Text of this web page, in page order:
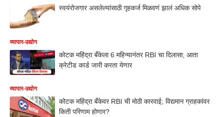
स्‍वयंरोजगार असलेल्‍यांसाठी गृहकर्ज मिळवणं झालं अधिक सोपे
व्यापार-उद्योग
कोटक महिंद्रा बँकेला 6 महिन्यानंतर RBI चा दिलासा; आता
क्रेटीड कार्ड जारी करता येणार
व्यापार-उद्योग
कोटक महिंद्रा बँकेवर RBI ची मोठी कारवाई; विद्यमान ग्राहकांवर
किती परिणाम होणार?